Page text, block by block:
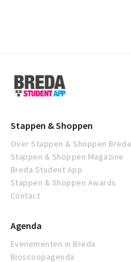
Breda
Student
App
Stappen & Shoppen
Over Stappen & Shoppen Breda
Stappen & Shoppen Magazine
Breda Student App
Stappen & Shoppen Awards
Contact
Agenda
Evenementen in Breda
Bioscoopagenda